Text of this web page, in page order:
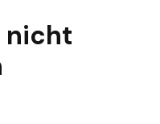
nicht